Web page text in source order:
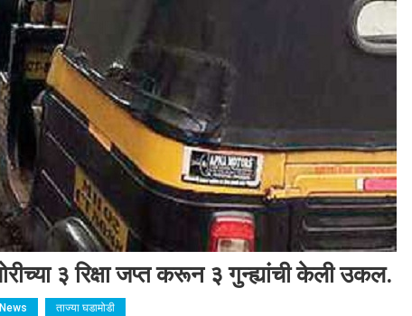
३ रिक्षा जप्त करून ३ गुन्ह्यांची केली उकल.
ताज्या घडामोडी